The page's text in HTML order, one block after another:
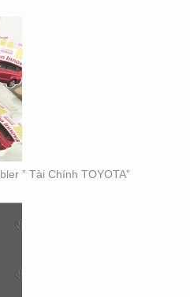
” Tài Chính TOYOTA”